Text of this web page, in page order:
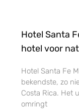
Hotel Santa
hotel voor
Hotel Santa Fe
bekendste, zo
Costa Rica. Het
omringt